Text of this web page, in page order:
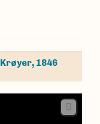
Krøyer, 1846